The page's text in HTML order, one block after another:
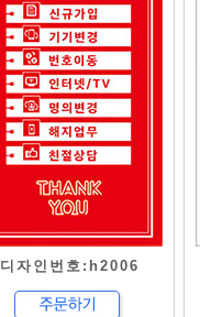
디자인번호:h2006